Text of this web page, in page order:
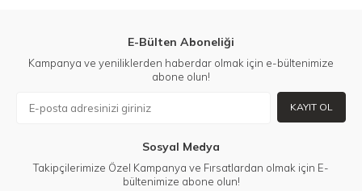
E-Bülten Aboneliği
Kampanya ve yeniliklerden haberdar olmak için e-bültenimize
abone olun!
KAYIT OL
Sosyal Medya
Takipçilerimize Özel Kampanya ve Fırsatlardan olmak için E-
bültenimize abone olun!